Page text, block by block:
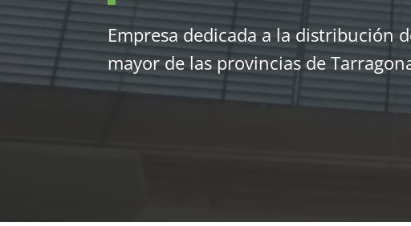
Empresa dedicada a la distribución
mayor de las provincias de